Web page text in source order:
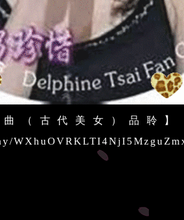
（古代美女）品聆